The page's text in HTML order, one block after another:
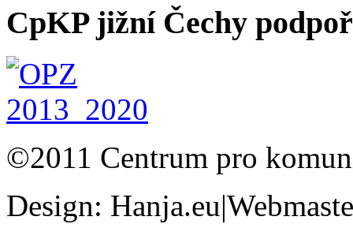
CpKP jižní Čechy
©2011 Centrum pro
Design: